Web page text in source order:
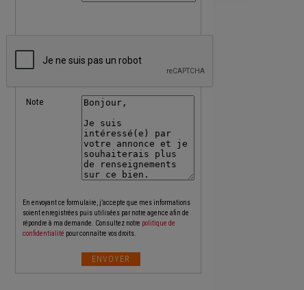
Note
En envoyant ce formulaire, j’accepte que mes informations
soient enregistrées puis utilisées par notre agence afin de
répondre à ma demande. Consultez notre politique de
confidentialité pour connaître vos droits.